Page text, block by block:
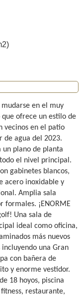
en el muy
que ofrece un estilo de
vecinos en el patio
de agua del 2023.
un plano de planta
el nivel principal.
gabinetes blancos,
acero inoxidable y
Amplia sala
formales. ¡ENORME
Una sala de
ideal como oficina,
más nuevos
una Gran
con bañera de
y enorme vestidor.
18 hoyos, piscina
restaurante,